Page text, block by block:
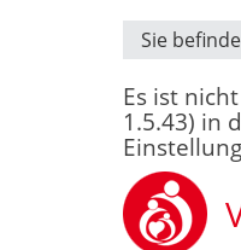
Sie
Es ist
1.5.43) in